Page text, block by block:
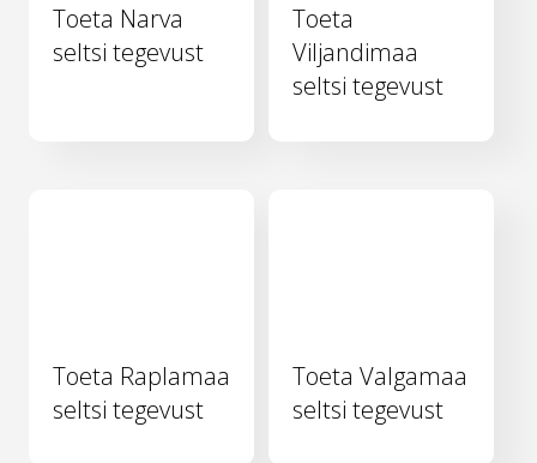
Toeta Narva
seltsi tegevust
Toeta
Viljandimaa
seltsi tegevust
Toeta Raplamaa
seltsi tegevust
Toeta Valgamaa
seltsi tegevust